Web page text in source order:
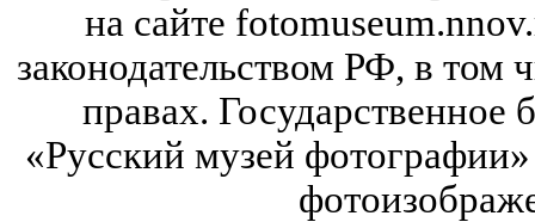
на сайте
законодательством РФ, в том
правах.
«Русский музей